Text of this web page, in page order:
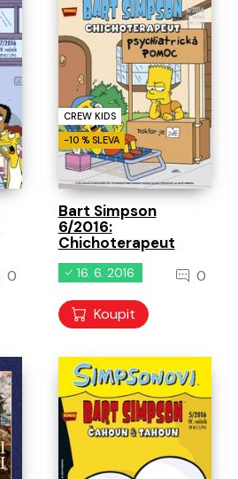
0
CREW KIDS
-10 % SLEVA
Bart Simpson
6/2016:
Chichoterapeut
16. 6. 2016 0
Koupit